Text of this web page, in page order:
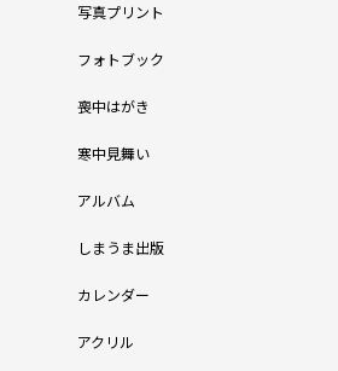
写真プリント
フォトブック
喪中はがき
寒中見舞い
アルバム
しまうま出版
カレンダー
アクリル